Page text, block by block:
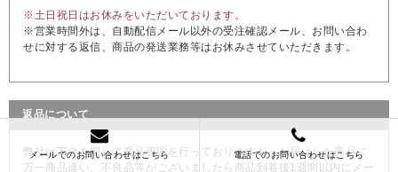
メールでのお問い合わせはこちら 電話でのお問い合わせはこちら
※土日祝日はお休みをいただいております。
※営業時間外は、自動配信メール以外の受注確認メール、お問い合わ
せに対する返信、商品の発送業務等はお休みさせていただきます。
返品について
弊社は万全を期して商品管理を行っておりますが、お届けした商品に
万一商品違い、不良品等がございましたら商品到着後1週間以内にメー